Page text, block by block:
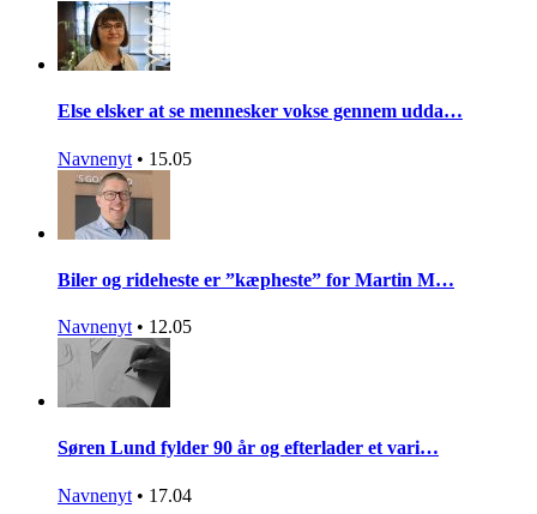
Else elsker at se mennesker vokse gennem udda…
Navnenyt • 15.05
Biler og rideheste er ”kæpheste” for Martin M…
Navnenyt • 12.05
Søren Lund fylder 90 år og efterlader et vari…
Navnenyt • 17.04